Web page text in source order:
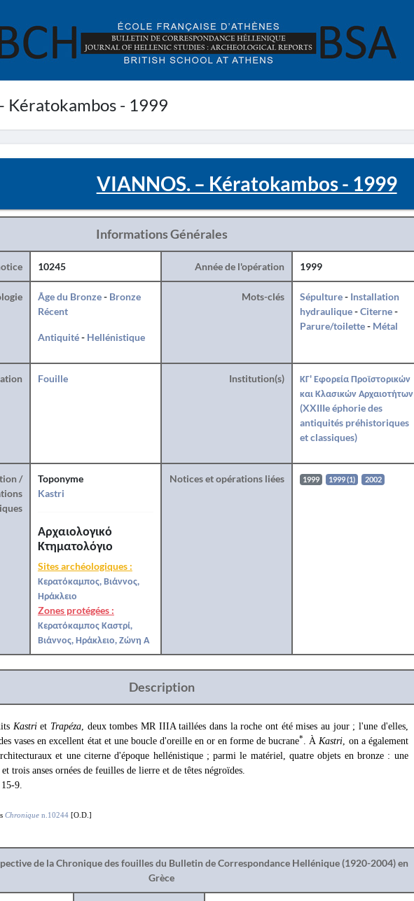
Kératokambos - 1999
VIANNOS. – Kératokambos - 1999
Informations Générales
10245 Année de l'opération 1999
Âge du Bronze- Bronze
Récent
Antiquité- Hellénistique
Mots-clés Sépulture- Installation
hydraulique-Citerne-
Parure/toilette- Métal
Fouille Institution(s)
ΚΓ' Εφορεία Προϊστορικών
και Κλασικών Αρχαιοτήτων
(XXIIIe éphorie des
antiquités préhistoriques
et classiques)
/
Toponyme
Kastri
Αρχαιολογικό
Κτηματολόγιο
Sites archéologiques :
Κερατόκαμπος, Βιάννος,
Ηράκλειο
Zones protégées :
Κερατόκαμπος Καστρί,
Βιάννος, Ηράκλειο, Ζώνη Α
Notices et opérations liées 1999 1999 (1) 2002
Description
Kastriet Trapéza, deux tombes MR IIIA taillées dans la roche ont été mises au jour ; l'une d'elles,
vases en excellent état et une boucle d'oreille en or en forme de bucrane*. ÀKastri, on a également
et une citerne d'époque hellénistique ; parmi le matériel, quatre objets en bronze : une
trois anses ornées de feuilles de lierre et de têtes négroïdes.
9.
Chronique n.10244 [O.D.]
de la Chronique des fouilles du Bulletin de Correspondance Hellénique (1920-2004) en
Grèce